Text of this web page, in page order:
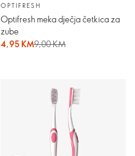
OPTIFRESH
Optifresh meka dječja četkica za
zube
4,95 KM9,00 KM